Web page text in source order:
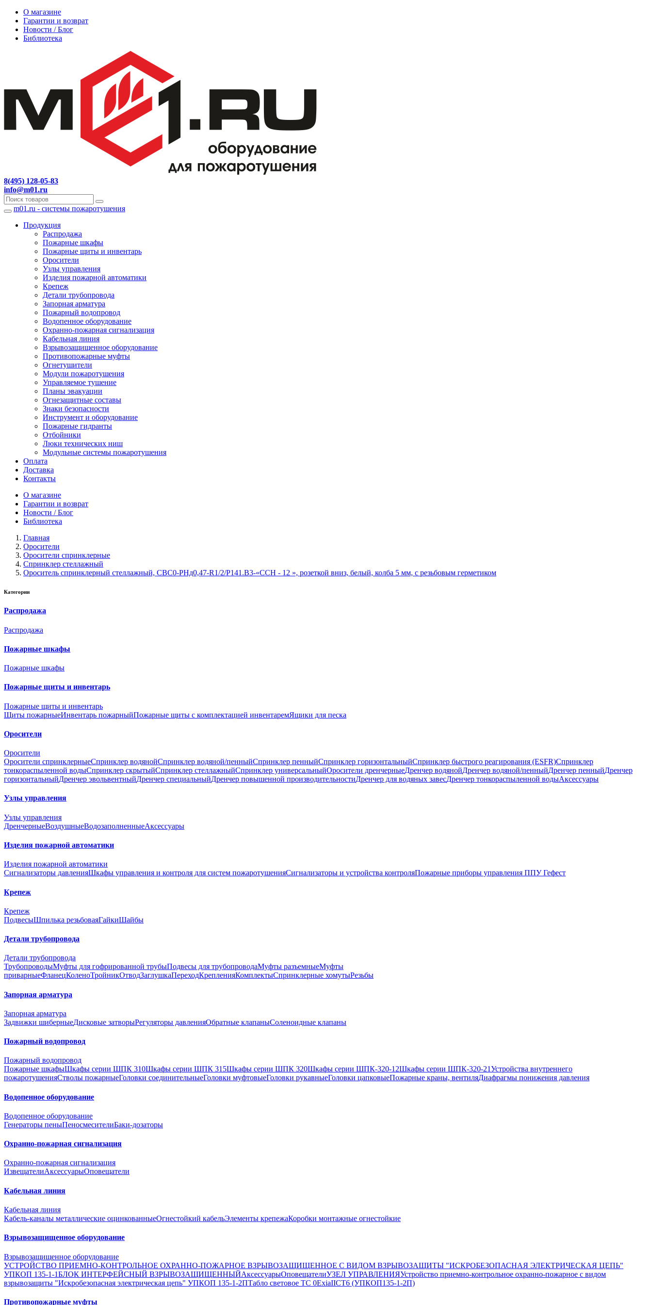
О магазине
Гарантии и возврат
Новости / Блог
Библиотека
8(495) 128-05-83
info@m01.ru
Навигация
m01.ru - системы пожаротушения
Продукция
Распродажа
Пожарные шкафы
Пожарные щиты и инвентарь
Оросители
Узлы управления
Изделия пожарной автоматики
Крепеж
Детали трубопровода
Запорная арматура
Пожарный водопровод
Водопенное оборудование
Охранно-пожарная сигнализация
Кабельная линия
Взрывозащищенное оборудование
Противопожарные муфты
Огнетушители
Модули пожаротушения
Управляемое тушение
Планы эвакуации
Огнезащитные составы
Знаки безопасности
Инструмент и оборудование
Пожарные гидранты
Отбойники
Люки технических ниш
Модульные системы пожаротушения
Оплата
Доставка
Контакты
О магазине
Гарантии и возврат
Новости / Блог
Библиотека
Главная
Оросители
Оросители спринклерные
Спринклер стеллажный
Ороситель спринклерный стеллажный, CВС0-PНд0,47-R1/2/P141.B3-«ССН - 12 », розеткой вниз, белый, колба 5 мм, с резьбовым герметиком
Категории
Распродажа
Распродажа
Пожарные шкафы
Пожарные шкафы
Пожарные щиты и инвентарь
Пожарные щиты и инвентарь
Щиты пожарныеИнвентарь пожарныйПожарные щиты с комплектацией инвентаремЯщики для песка
Оросители
Оросители
Оросители спринклерныеСпринклер водянойСпринклер водяной/пенныйСпринклер пенныйСпринклер горизонтальныйСпринклер быстрого реагирования (ESFR)Спринклер
тонкораспыленной водыСпринклер скрытыйСпринклер стеллажныйСпринклер универсальныйОросители дренчерныеДренчер водянойДренчер водяной/пенныйДренчер пенныйДренчер
горизонтальныйДренчер эвольвентныйДренчер специальныйДренчер повышенной производительностиДренчер для водяных завесДренчер тонкораспыленной водыАксессуары
Узлы управления
Узлы управления
ДренчерныеВоздушныеВодозаполненныеАксессуары
Изделия пожарной автоматики
Изделия пожарной автоматики
Сигнализаторы давленияШкафы управления и контроля для систем пожаротушенияСигнализаторы и устройства контроляПожарные приборы управления ППУ Гефест
Крепеж
Крепеж
ПодвесыШпилька резьбоваяГайкиШайбы
Детали трубопровода
Детали трубопровода
ТрубопроводыМуфты для гофрированной трубыПодвесы для трубопроводаМуфты разъемныеМуфты
приварныеФланецКоленоТройникОтводЗаглушкаПереходКрепленияКомплектыСпринклерные хомутыРезьбы
Запорная арматура
Запорная арматура
Задвижки шиберныеДисковые затворыРегуляторы давленияОбратные клапаныСоленоидные клапаны
Пожарный водопровод
Пожарный водопровод
Пожарные шкафыШкафы серии ШПК 310Шкафы серии ШПК 315Шкафы серии ШПК 320Шкафы серии ШПК-320-12Шкафы серии ШПК-320-21Устройства внутреннего
пожаротушенияСтволы пожарныеГоловки соединительныеГоловки муфтовыеГоловки рукавныеГоловки цапковыеПожарные краны, вентиляДиафрагмы понижения давления
Водопенное оборудование
Водопенное оборудование
Генераторы пеныПеносмесителиБаки-дозаторы
Охранно-пожарная сигнализация
Охранно-пожарная сигнализация
ИзвещателиАксессуарыОповещатели
Кабельная линия
Кабельная линия
Кабель-каналы металлические оцинкованныеОгнестойкий кабельЭлементы крепежаКоробки монтажные огнестойкие
Взрывозащищенное оборудование
Взрывозащищенное оборудование
УСТРОЙСТВО ПРИЕМНО-КОНТРОЛЬНОЕ ОХРАННО-ПОЖАРНОЕ ВЗРЫВОЗАЩИЩЕННОЕ С ВИДОМ ВЗРЫВОЗАЩИТЫ "ИСКРОБЕЗОПАСНАЯ ЭЛЕКТРИЧЕСКАЯ ЦЕПЬ"
УПКОП 135-1-1БЛОК ИНТЕРФЕЙСНЫЙ ВЗРЫВОЗАЩИЩЕННЫЙАксессуарыОповещателиУЗЕЛ УПРАВЛЕНИЯУстройство приемно-контрольное охранно-пожарное с видом
взрывозащиты "Искробезопасная электрическая цепь" УПКОП 135-1-2ПТабло световое ТС 0ExiaIICT6 (УПКОП135-1-2П)
Противопожарные муфты